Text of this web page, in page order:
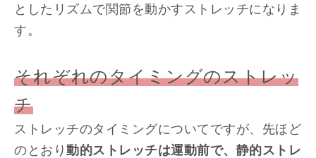
としたリズムで関節を動かすストレッチになりま
す。
それぞれのタイミングのストレッ
チ
ストレッチのタイミングについてですが、先ほど
のとおり 動的ストレッチは運動前で、静的ストレ